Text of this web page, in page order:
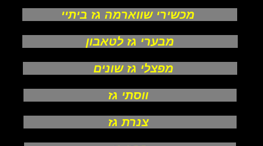
מכשירי שווארמה גז ביתיי
מבערי גז לטאבון
מפצלי גז שונים
ווסתי גז
צנרת גז